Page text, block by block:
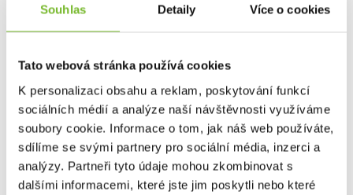
Souhlas Detaily Více o cookies
Tato webová stránka používá cookies
K personalizaci obsahu a reklam, poskytování funkcí
sociálních médií a analýze naší návštěvnosti využíváme
soubory cookie. Informace o tom, jak náš web používáte,
sdílíme se svými partnery pro sociální média, inzerci a
analýzy. Partneři tyto údaje mohou zkombinovat s
dalšími informacemi, které jste jim poskytli nebo které
světě.Bez ohledu na to, zda jste na vodě nebo trávíte čas
nejlepší rybářské oblečení na trhu.
Společnost MORIS design s.r.o., provozovateleshopu
SAVETHEDAY.CZ je hrdý exkluzivní distributor značky
Grundéns pro Českou republiku a Slovensko.